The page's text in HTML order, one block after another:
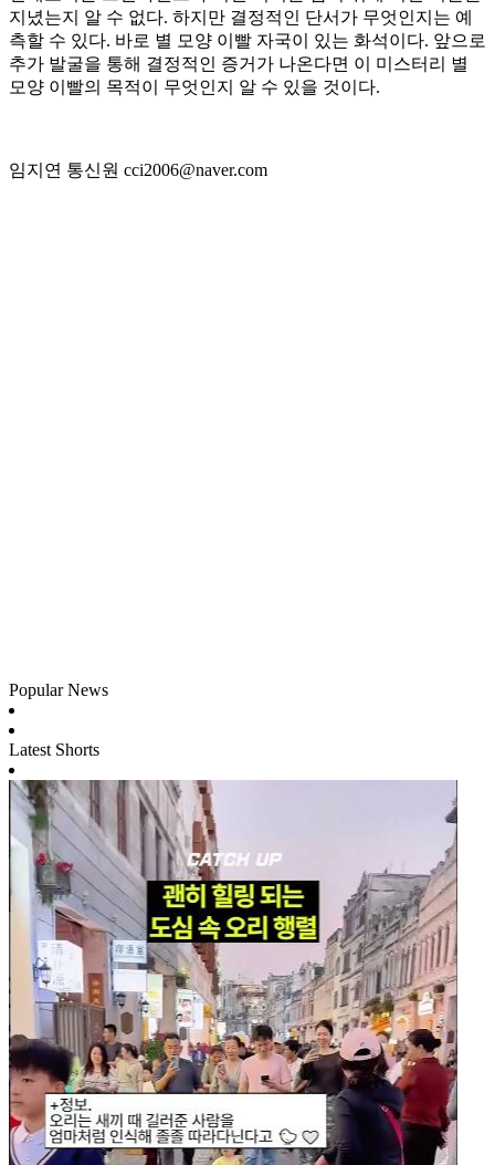
지녔는지 알 수 없다. 하지만 결정적인 단서가 무엇인지는 예
측할 수 있다. 바로 별 모양 이빨 자국이 있는 화석이다. 앞으로
추가 발굴을 통해 결정적인 증거가 나온다면 이 미스터리 별
모양 이빨의 목적이 무엇인지 알 수 있을 것이다.
임지연 통신원 cci2006@naver.com
Popular News
Latest Shorts